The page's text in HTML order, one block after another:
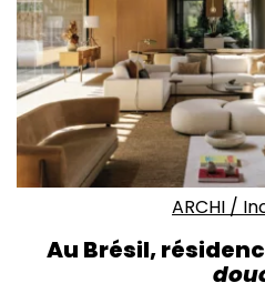
ARCHI /
Au Brésil,